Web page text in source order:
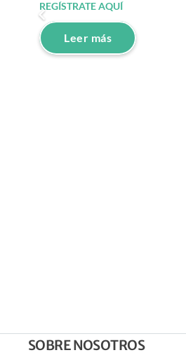
REGÍSTRATE AQUÍ
Leer más
SOBRE NOSOTROS